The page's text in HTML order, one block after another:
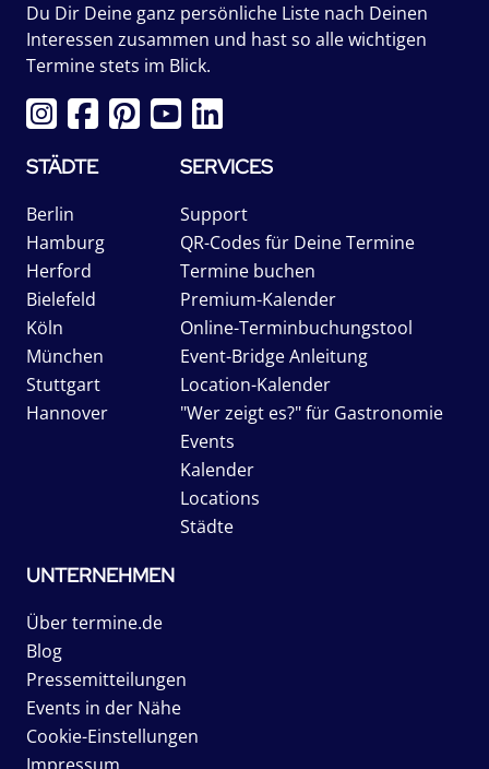
Du Dir Deine ganz persönliche Liste nach Deinen
Interessen zusammen und hast so alle wichtigen
Termine stets im Blick.
STÄDTE
Berlin
Hamburg
Herford
Bielefeld
Köln
München
Stuttgart
Hannover
SERVICES
Support
QR-Codes für Deine Termine
Termine buchen
Premium-Kalender
Online-Terminbuchungstool
Event-Bridge Anleitung
Location-Kalender
"Wer zeigt es?" für Gastronomie
Events
Kalender
Locations
Städte
UNTERNEHMEN
Über termine.de
Blog
Pressemitteilungen
Events in der Nähe
Cookie-Einstellungen